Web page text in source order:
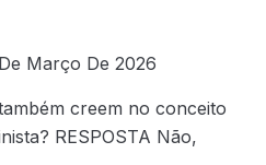
Março De 2026
creem no conceito
RESPOSTA Não,